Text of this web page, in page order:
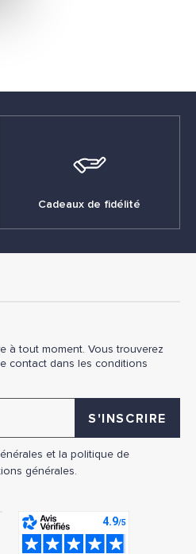
Cadeaux de fidélité
à tout moment. Vous trouverez
contact dans les conditions
et la politique de
générales.